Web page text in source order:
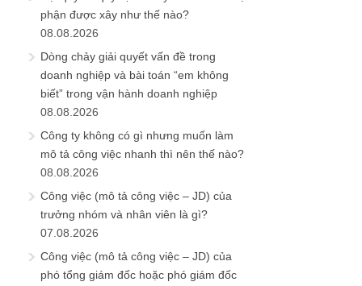
phận được xây như thế nào?
08.08.2026
Dòng chảy giải quyết vấn đề trong
doanh nghiệp và bài toán “em không
biết” trong vận hành doanh nghiệp
08.08.2026
Công ty không có gì nhưng muốn làm
mô tả công việc nhanh thì nên thế nào?
08.08.2026
Công việc (mô tả công việc – JD) của
trưởng nhóm và nhân viên là gì?
07.08.2026
Công việc (mô tả công việc – JD) của
phó tổng giám đốc hoặc phó giám đốc